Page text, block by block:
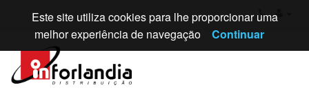
Este site utiliza cookies para lhe proporcionar uma
melhor experiência de navegação
Continuar